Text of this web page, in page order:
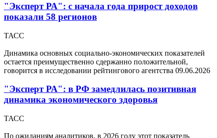
"Эксперт РА": с начала года прирост доходов
показали 58 регионов
ТАСС
Динамика основных социально-экономических показателей
остается преимущественно сдержанно положительной,
говорится в исследовании рейтингового агентства 09.06.2026
"Эксперт РА": в РФ замедлилась позитивная
динамика экономического здоровья
ТАСС
По ожиданиям аналитиков, в 2026 году этот показатель